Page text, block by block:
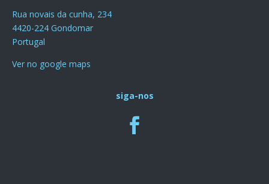
Rua novais da cunha, 234
4420-224 Gondomar
Portugal
Ver no google maps
siga-nos